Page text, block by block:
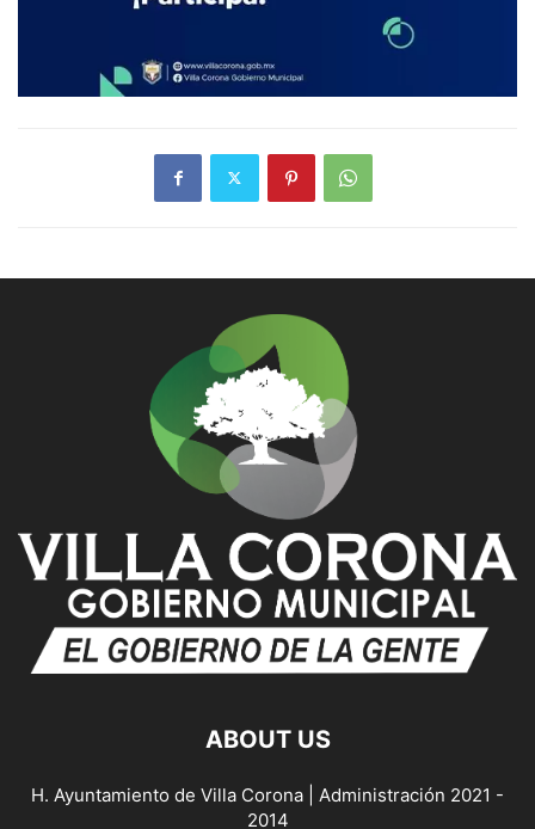
ABOUT US
H. Ayuntamiento de Villa Corona | Administración 2021 -
2014